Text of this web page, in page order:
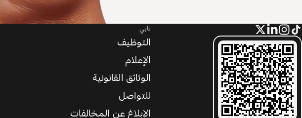
تابي
التوظيف
الإعلام
الوثائق القانونية
للتواصل
الإبلاغ عن المخالفات